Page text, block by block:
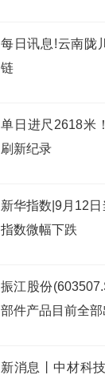
每日讯息!云南陇
链
单日进尺2618米
刷新纪录
新华指数|9月12
指数微幅下跌
振江股份
部件产品目前全
新消息丨中材科